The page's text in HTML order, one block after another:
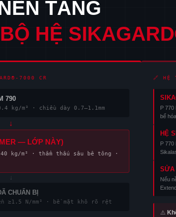
TẢNG
HỆ
7000 CR
790
kg/m² · chiều dày 0.7–1.1mm
↓
— LỚP NÀY)
kg/m² · thẩm thấu sâu bê tông ·
↓
CHUẨN BỊ
≥1.5 N/mm² · bề mặt khô rõ rệt
🔗 HỆ
P 770
bể
HỆ
P
SỬA
Nếu
⚠️